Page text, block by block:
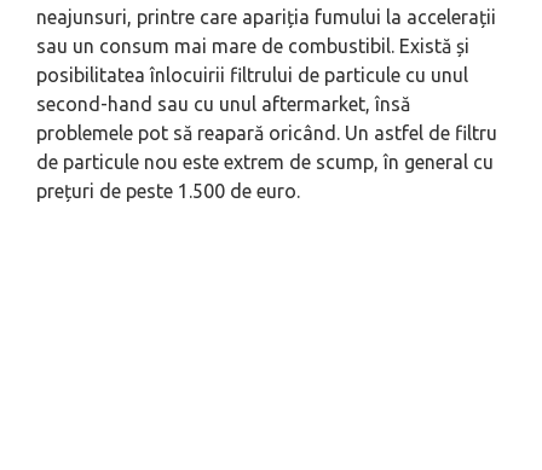
neajunsuri, printre care apariția fumului la accelerații
sau un consum mai mare de combustibil. Există și
posibilitatea înlocuirii filtrului de particule cu unul
second-hand sau cu unul aftermarket, însă
problemele pot să reapară oricând. Un astfel de filtru
de particule nou este extrem de scump, în general cu
prețuri de peste 1.500 de euro.